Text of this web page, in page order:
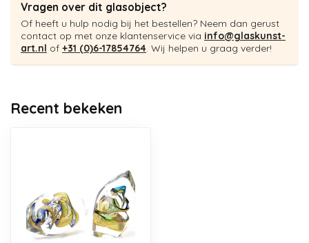
Vragen over dit glasobject?
Of heeft u hulp nodig bij het bestellen? Neem dan gerust
contact op met onze klantenservice via info@glaskunst-
art.nl of +31 (0)6-17854764. Wij helpen u graag verder!
Recent bekeken